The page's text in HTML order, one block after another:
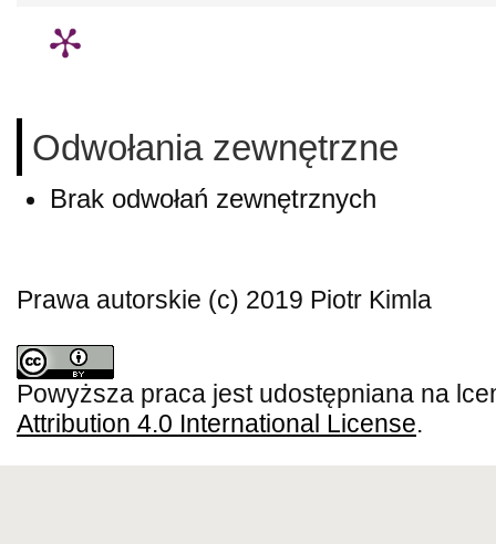
Odwołania zewnętrzne
Brak odwołań zewnętrznych
Prawa autorskie (c) 2019 Piotr Kimla
Powyższa praca jest udostępniana na
Attribution 4.0 International License.